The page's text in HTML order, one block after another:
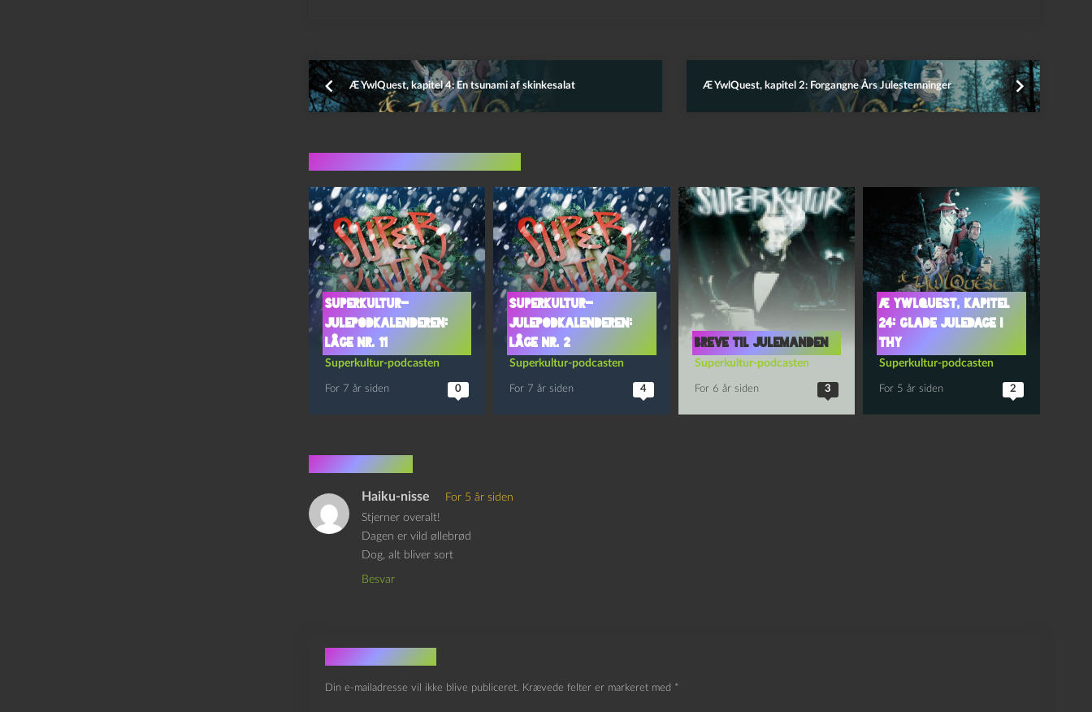
Æ YwlQuest, kapitel 4: En tsunami af skinkesalat Æ YwlQuest, kapitel 2: Forgangne Års Julestemninger
Superkultur-
julepodkalenderen:
Låge nr. 11
Superkultur-podcasten
For 7 år siden 0
Superkultur-
julepodkalenderen:
Låge nr. 2
Superkultur-podcasten
For 7 år siden 4
Breve til Julemanden
Superkultur-podcasten
For 6 år siden 3
Æ YwlQuest, kapitel
24: Glade juledage i
Thy
Superkultur-podcasten
For 5 år siden 2
1 kommentar
Haiku-nisse
For 5 år siden
Stjerner overalt!
Dagen er vild øllebrød
Dog, alt bliver sort
Besvar
Skriv et svar
Din e-mailadresse vil ikke blive publiceret. Krævede felter er markeret med *